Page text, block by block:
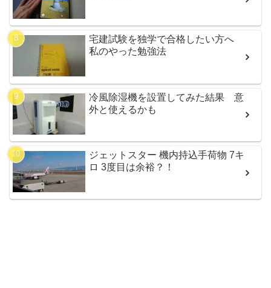
宅建試験を独学で合格したい方へ
私のやった勉強法
冷風除湿機を設置してみた結果 意
外と使えるかも
ジェットスター 機内持込手荷物 7キ
ロ 3度目は余裕？！